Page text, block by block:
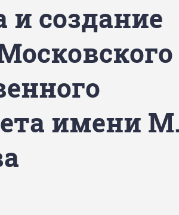
и создание
имени